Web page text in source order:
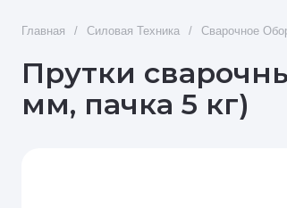
Главная / Силовая Техника / Сварочное
Прутки
мм, пачка 5 кг)